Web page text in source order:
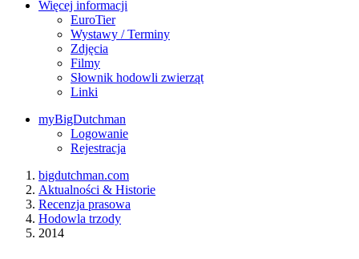
Więcej informacji
EuroTier
Wystawy / Terminy
Zdjęcia
Filmy
Słownik hodowli zwierząt
Linki
myBigDutchman
Logowanie
Rejestracja
bigdutchman.com
Aktualności & Historie
Recenzja prasowa
Hodowla trzody
2014